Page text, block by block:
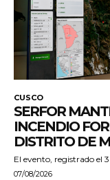
CUSCO
SERFOR
INCENDIO
DISTRITO DE
El evento, registrado el
07/08/2026